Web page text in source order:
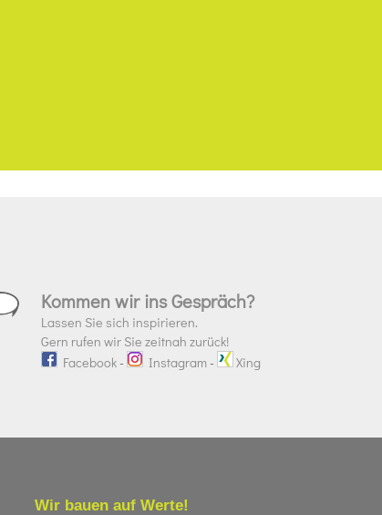
Kommen wir ins Gespräch?
Lassen Sie sich inspirieren.
Gern rufen wir Sie zeitnah zurück!
Facebook- Instagram- Xing
Wir bauen auf Werte!